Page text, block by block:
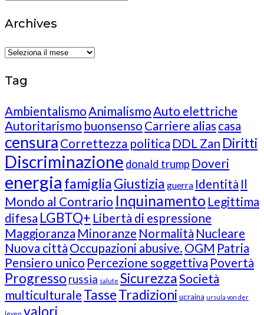
Archives
Archives
Tag
Ambientalismo Animalismo Auto elettriche
Autoritarismo buonsenso Carriere alias casa
censura Correttezza politica DDL Zan Diritti
Discriminazione donald trump Doveri
energia famigliaGiustizia guerra Identità Il
Mondo al Contrario Inquinamento Legittima
difesa LGBTQ+ Libertà di espressione
Maggioranza Minoranze Normalità Nucleare
Nuova città Occupazioni abusive. OGM Patria
Pensiero unico Percezione soggettiva Povertà
Progresso russia salute SicurezzaSocietà
multiculturale TasseTradizioni ucraina ursula von der
leyen valori